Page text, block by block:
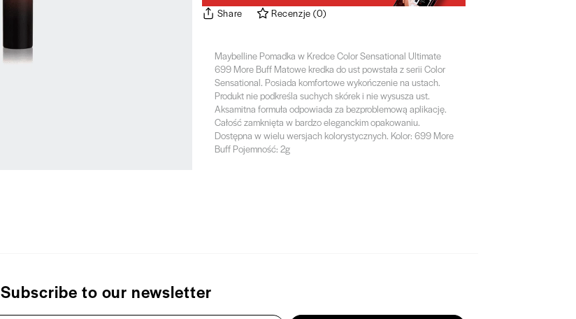
Share Recenzje (0)
Maybelline Pomadka w Kredce Color Sensational Ultimate
699 More Buff Matowe kredka do ust powstała z serii Color
Sensational. Posiada komfortowe wykończenie na ustach.
Produkt nie podkreśla suchych skórek i nie wysusza ust.
Aksamitna formuła odpowiada za bezproblemową aplikację.
Całość zamknięta w bardzo eleganckim opakowaniu.
Dostępna w wielu wersjach kolorystycznych. Kolor: 699 More
Buff Pojemność: 2g
Subscribe to our newsletter